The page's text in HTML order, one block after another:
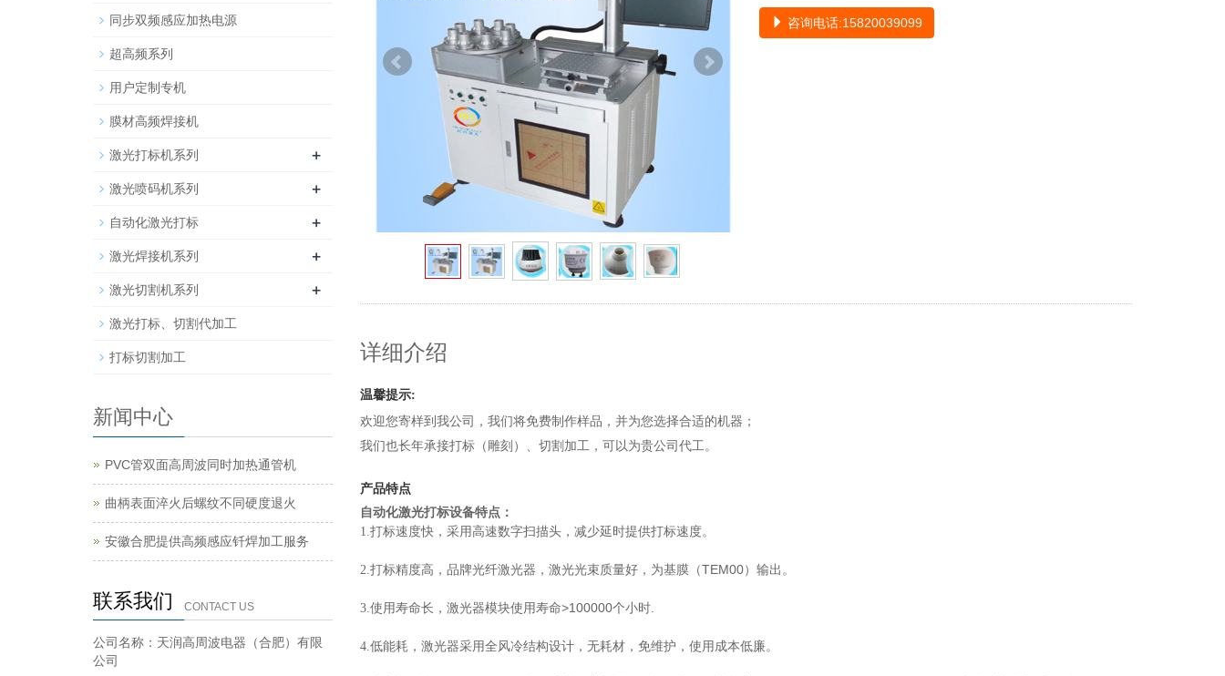
咨询电话:15820039099
详细介绍
温馨提示:
欢迎您寄样到我公司，我们将免费制作样品，并为您选择合适的机器；
我们也长年承接打标（雕刻）、切割加工，可以为贵公司代工。
产品特点
自动化激光打标设备特点：
1.打标速度快，采用高速数字扫描头，减少延时提供打标速度。
2.打标精度高，品牌光纤激光器，激光光束质量好，为基膜（TEM00）输出。
3.使用寿命长，激光器模块使用寿命>100000个小时.
4.低能耗，激光器采用全风冷结构设计，无耗材，免维护，使用成本低廉。
同步双频感应加热电源
超高频系列
用户定制专机
膜材高频焊接机
激光打标机系列 +
激光喷码机系列 +
自动化激光打标 +
激光焊接机系列 +
激光切割机系列 +
激光打标、切割代加工
打标切割加工
新闻中心
PVC管双面高周波同时加热通管机
曲柄表面淬火后螺纹不同硬度退火
安徽合肥提供高频感应钎焊加工服务
联系我们 CONTACT US
公司名称：天润高周波电器（合肥）有限
公司